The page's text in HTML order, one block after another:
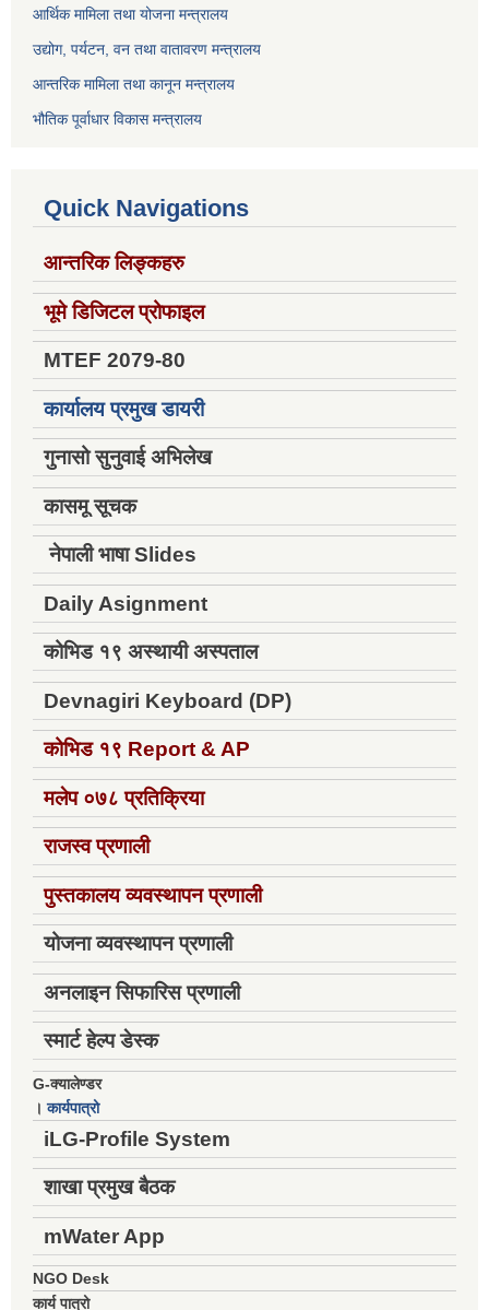
आर्थिक मामिला तथा योजना मन्त्रालय
उद्योग, पर्यटन, वन तथा वातावरण मन्त्रालय
आन्तरिक मामिला तथा कानून मन्त्रालय
भौतिक पूर्वाधार विकास मन्त्रालय
Quick Navigations
आन्तरिक लिङ्कहरु
भूमे डिजिटल प्रोफाइल
MTEF 2079-80
कार्यालय प्रमुख डायरी
गुनासो सुनुवाई अभिलेख
कासमू सूचक
नेपाली भाषा Slides
Daily Asignment
कोभिड १९ अस्थायी अस्पताल
Devnagiri Keyboard (DP)
कोभिड १९ Report & AP
मलेप ०७८ प्रतिक्रिया
राजस्व प्रणाली
पुस्तकालय व्यवस्थापन प्रणाली
योजना व्यवस्थापन प्रणाली
अनलाइन सिफारिस प्रणाली
स्मार्ट हेल्प डेस्क
G-क्यालेण्डर
।कार्यपात्रो
iLG-Profile System
शाखा प्रमुख बैठक
mWater App
NGO Desk
कार्य पात्रो